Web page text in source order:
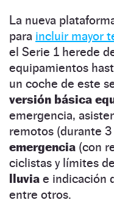
La nueva
para incluir mayor
el Serie 1 herede
equipamientos
un coche de este
versión básica
emergencia,
remotos (durante
emergencia (con
ciclistas y límites
lluvia e indicación
entre otros.